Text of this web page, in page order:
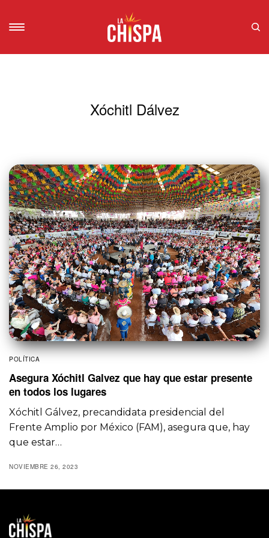
Xóchitl Dálvez
POLÍTICA
Asegura Xóchitl Galvez que hay que estar presente
en todos los lugares
Xóchitl Gálvez, precandidata presidencial del
Frente Amplio por México (FAM), asegura que, hay
que estar…
NOVIEMBRE 26, 2023